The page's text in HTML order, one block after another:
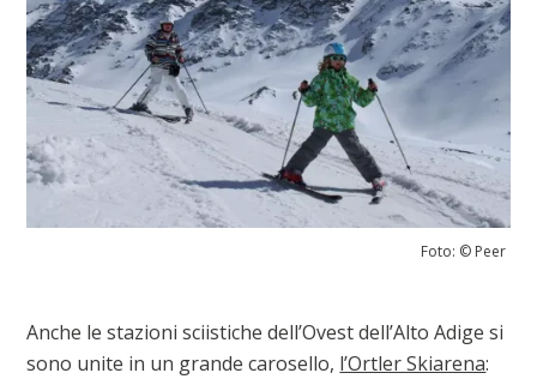
Foto: © Peer
Anche le stazioni sciistiche dell’Ovest dell’Alto Adige si
sono unite in un grande carosello, l’Ortler Skiarena: